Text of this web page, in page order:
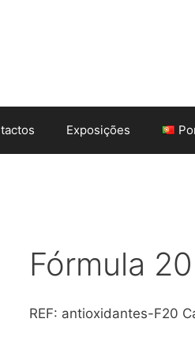
Exposições
Fórmula 20
REF: antioxidantes-F20